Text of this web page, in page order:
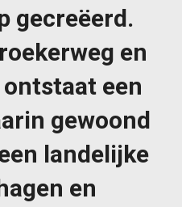
gecreëerd.
en
een
gewoond
landelijke
en